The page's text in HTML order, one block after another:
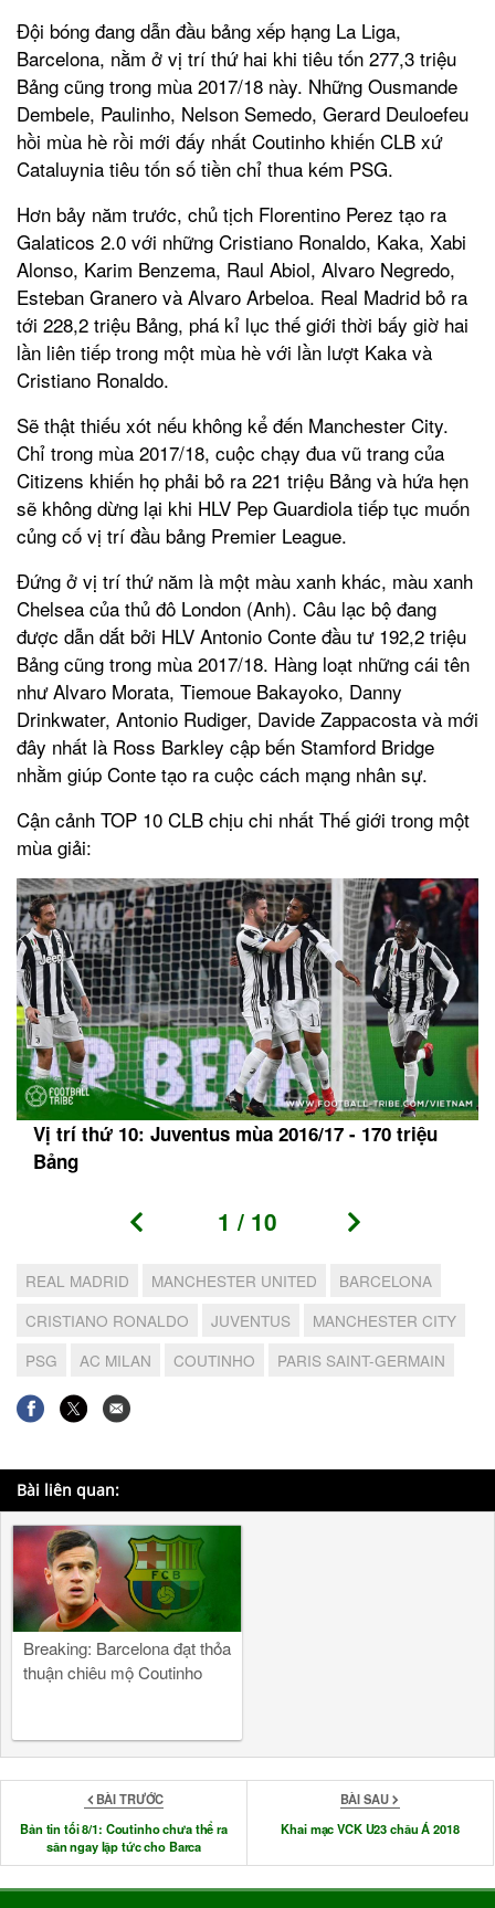
Đội bóng đang dẫn đầu bảng xếp hạng La Liga,
Barcelona, nằm ở vị trí thứ hai khi tiêu tốn 277,3 triệu
Bảng cũng trong mùa 2017/18 này. Những Ousmande
Dembele, Paulinho, Nelson Semedo, Gerard Deuloefeu
hồi mùa hè rồi mới đấy nhất Coutinho khiến CLB xứ
Cataluynia tiêu tốn số tiền chỉ thua kém PSG.
Hơn bảy năm trước, chủ tịch Florentino Perez tạo ra
Galaticos 2.0 với những Cristiano Ronaldo, Kaka, Xabi
Alonso, Karim Benzema, Raul Abiol, Alvaro Negredo,
Esteban Granero và Alvaro Arbeloa. Real Madrid bỏ ra
tới 228,2 triệu Bảng, phá kỉ lục thế giới thời bấy giờ hai
lần liên tiếp trong một mùa hè với lần lượt Kaka và
Cristiano Ronaldo.
Sẽ thật thiếu xót nếu không kể đến Manchester City.
Chỉ trong mùa 2017/18, cuộc chạy đua vũ trang của
Citizens khiến họ phải bỏ ra 221 triệu Bảng và hứa hẹn
sẽ không dừng lại khi HLV Pep Guardiola tiếp tục muốn
củng cố vị trí đầu bảng Premier League.
Đứng ở vị trí thứ năm là một màu xanh khác, màu xanh
Chelsea của thủ đô London (Anh). Câu lạc bộ đang
được dẫn dắt bởi HLV Antonio Conte đầu tư 192,2 triệu
Bảng cũng trong mùa 2017/18. Hàng loạt những cái tên
như Alvaro Morata, Tiemoue Bakayoko, Danny
Drinkwater, Antonio Rudiger, Davide Zappacosta và mới
đây nhất là Ross Barkley cập bến Stamford Bridge
nhằm giúp Conte tạo ra cuộc cách mạng nhân sự.
Cận cảnh TOP 10 CLB chịu chi nhất Thế giới trong một
mùa giải:
Vị trí thứ 10: Juventus mùa 2016/17 - 170 triệu
Bảng
1 / 10
REAL MADRID MANCHESTER UNITED
BARCELONA
CRISTIANO RONALDO
JUVENTUS
MANCHESTER CITY
PSG
AC MILAN COUTINHO PARIS SAINT-GERMAIN
Bài liên quan:
Breaking: Barcelona đạt thỏa
thuận chiêu mộ Coutinho
BÀI TRƯỚC
Bản tin tối 8/1: Coutinho chưa thể ra
sân ngay lập tức cho Barca
BÀI SAU
Khai mạc VCK U23 châu Á 2018